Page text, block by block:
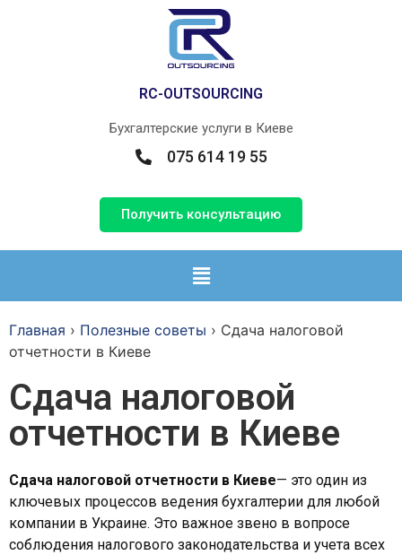
RС-OUTSOURCING
Бухгалтерские услуги в Киеве
075 614 19 55
Получить консультацию
Главная › Полезные советы › Сдача налоговой
отчетности в Киеве
Сдача налоговой
отчетности в Киеве
Сдача налоговой отчетности в Киеве— это один из
ключевых процессов ведения бухгалтерии для любой
компании в Украине. Это важное звено в вопросе
соблюдения налогового законодательства и учета всех